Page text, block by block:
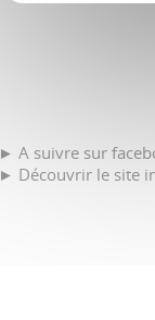
► A suivre sur
► Découvrir le site